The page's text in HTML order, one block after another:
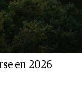
en 2026